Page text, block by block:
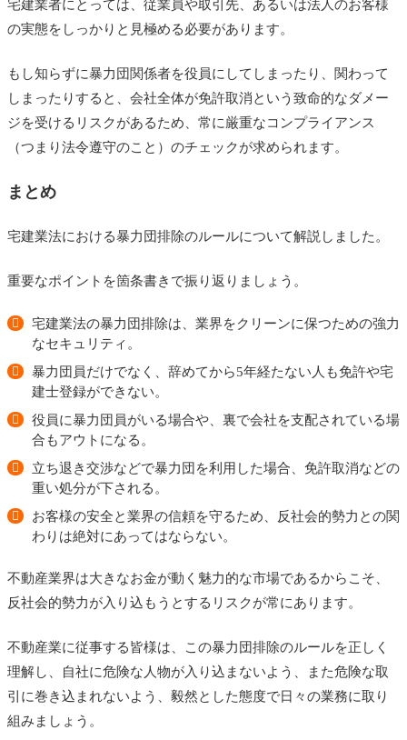
宅建業者にとっては、従業員や取引先、あるいは法人のお客様
の実態をしっかりと見極める必要があります。
もし知らずに暴力団関係者を役員にしてしまったり、関わって
しまったりすると、会社全体が免許取消という致命的なダメー
ジを受けるリスクがあるため、常に厳重なコンプライアンス
（つまり法令遵守のこと）のチェックが求められます。
まとめ
宅建業法における暴力団排除のルールについて解説しました。
重要なポイントを箇条書きで振り返りましょう。
宅建業法の暴力団排除は、業界をクリーンに保つための強力
なセキュリティ。
暴力団員だけでなく、辞めてから5年経たない人も免許や宅
建士登録ができない。
役員に暴力団員がいる場合や、裏で会社を支配されている場
合もアウトになる。
立ち退き交渉などで暴力団を利用した場合、免許取消などの
重い処分が下される。
お客様の安全と業界の信頼を守るため、反社会的勢力との関
わりは絶対にあってはならない。
不動産業界は大きなお金が動く魅力的な市場であるからこそ、
反社会的勢力が入り込もうとするリスクが常にあります。
不動産業に従事する皆様は、この暴力団排除のルールを正しく
理解し、自社に危険な人物が入り込まないよう、また危険な取
引に巻き込まれないよう、毅然とした態度で日々の業務に取り
組みましょう。